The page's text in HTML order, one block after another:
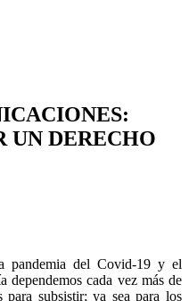
POR UN
UN DERECHO
pandemia del Covid-19 y el
dependemos cada vez más de
para subsistir; ya sea para los